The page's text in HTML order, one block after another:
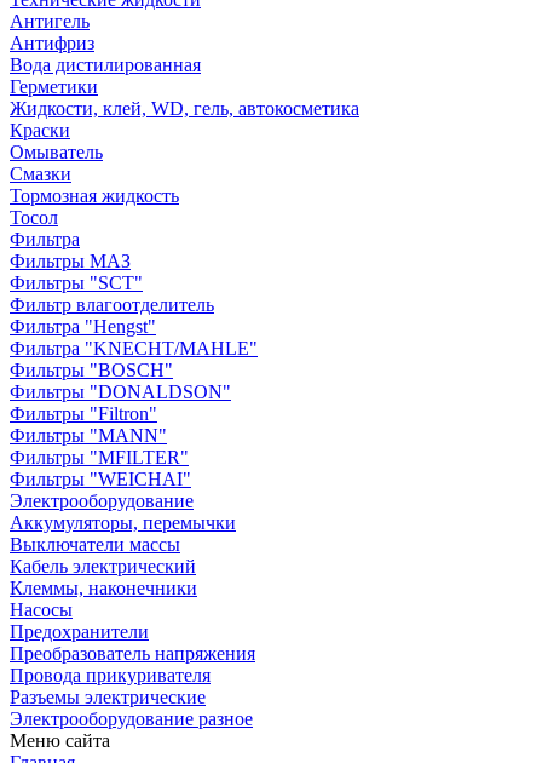
Антигель
Антифриз
Вода дистилированная
Герметики
Жидкости, клей, WD, гель, автокосметика
Краски
Омыватель
Смазки
Тормозная жидкость
Тосол
Фильтра
Фильтры МАЗ
Фильтры "SCT"
Фильтр влагоотделитель
Фильтра "Hengst"
Фильтра "KNECHT/MAHLE"
Фильтры "BOSCH"
Фильтры "DONALDSON"
Фильтры "Filtron"
Фильтры "MANN"
Фильтры "MFILTER"
Фильтры "WEICHAI"
Электрооборудование
Аккумуляторы, перемычки
Выключатели массы
Кабель электрический
Клеммы, наконечники
Насосы
Предохранители
Преобразователь напряжения
Провода прикуривателя
Разъемы электрические
Электрооборудование разное
Меню сайта